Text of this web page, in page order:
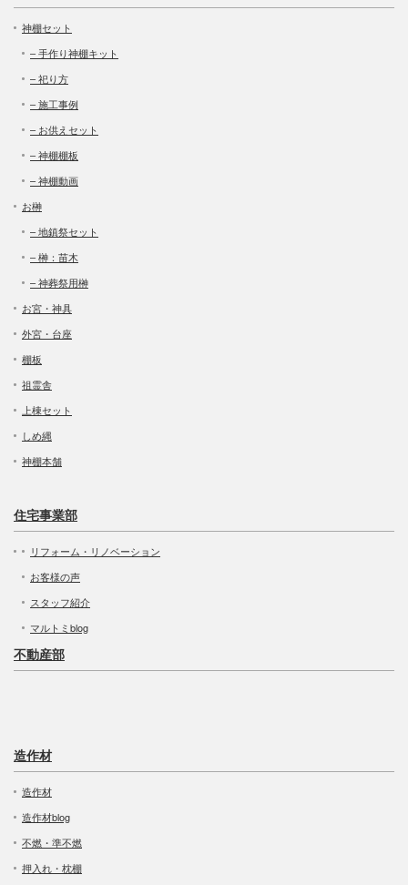
神棚セット
– 手作り神棚キット
– 祀り方
– 施工事例
– お供えセット
– 神棚棚板
– 神棚動画
お榊
– 地鎮祭セット
– 榊：苗木
– 神葬祭用榊
お宮・神具
外宮・台座
棚板
祖霊舎
上棟セット
しめ縄
神棚本舗
住宅事業部
リフォーム・リノベーション
お客様の声
スタッフ紹介
マルトミblog
不動産部
造作材
造作材
造作材blog
不燃・準不燃
押入れ・枕棚